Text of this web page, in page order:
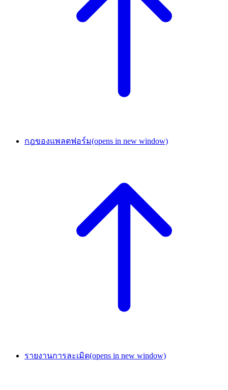
กฎของแพลตฟอร์ม(opens in new window)
รายงานการละเมิด(opens in new window)